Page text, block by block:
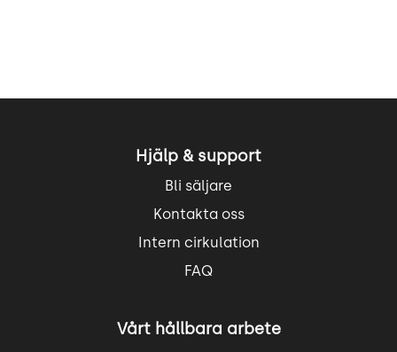
Hjälp & support
Bli säljare
Kontakta oss
Intern cirkulation
FAQ
Vårt hållbara arbete